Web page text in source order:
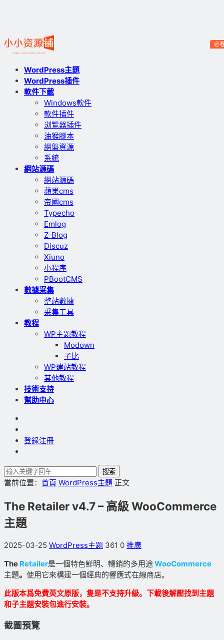
WordPress主題
WordPress插件
軟件下載
Windows軟件
軟件插件
浏覽器插件
油猴腳本
網盤資源
系統
網站源碼
網站源碼
蘋果cms
帝國cms
Typecho
Emlog
Z-Blog
Discuz
Xiuno
小程序
PBootCMS
數據采集
整站數據
采集工具
教程
WP主題教程
Modown
子比
WP建站教程
其他教程
技術支持
幫助中心
必
登錄注冊
搜索
當前位置： 首頁 WordPress主題 正文
The Retailer v4.7 – 高級 WooCommerce
主題
2025-03-25 WordPress主題 361 0 推廣
The Retailer是一個特色鮮明、暢銷的多用途WooCommerce
主題。 使用它來構建一個經典的響應式在線商店。
此版本爲免費英文原版，隻是不支持升級。下載後解壓找到主題
和子主題安裝包進行安裝。
截圖預覽